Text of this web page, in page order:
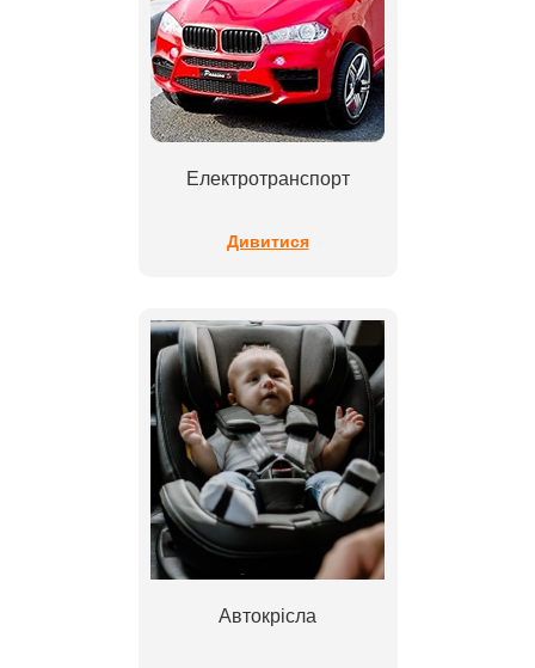
Електротранспорт
Дивитися
Автокрісла